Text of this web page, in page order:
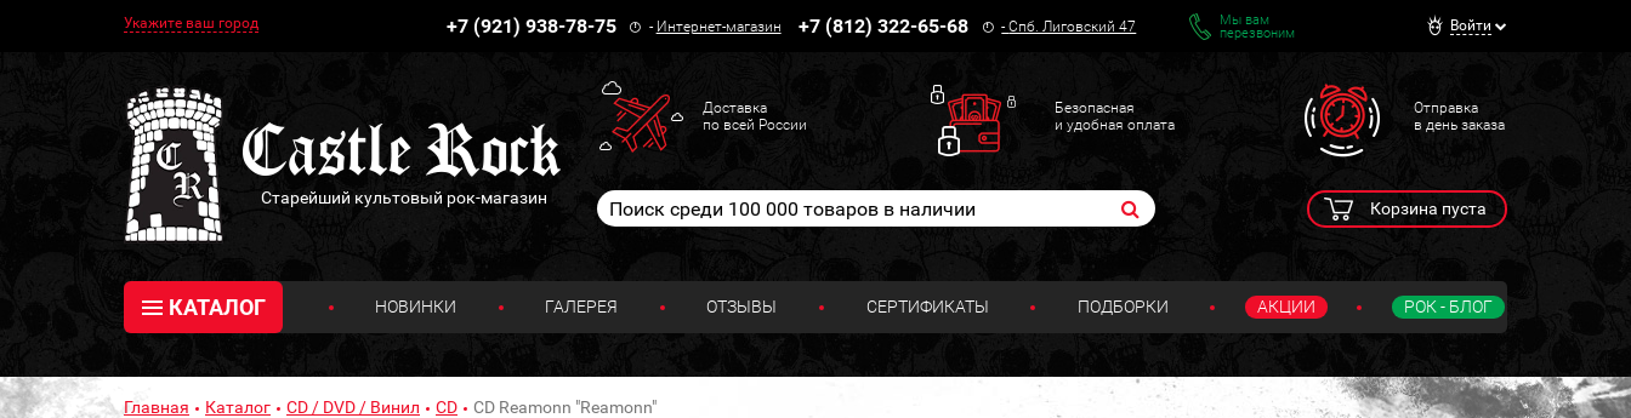
Укажите ваш город +7 (921) 938-78-75 - Интернет-магазин +7 (812) 322-65-68 -Спб. Лиговский 47
Мы вам
перезвоним
Войти
Старейший культовый рок-магазин
Доставка
по всей России
Безопасная
и удобная оплата
Отправка
в день заказа
Корзина пуста
КАТАЛОГ НОВИНКИ ГАЛЕРЕЯ ОТЗЫВЫ СЕРТИФИКАТЫ ПОДБОРКИ АКЦИИ РОК - БЛОГ
Главная Каталог CD / DVD / Винил CD CD Reamonn "Reamonn"